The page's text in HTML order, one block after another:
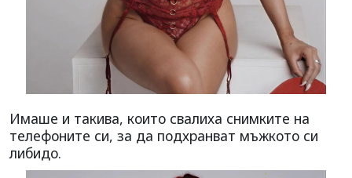
Имаше и такива, които свалиха снимките на
телефоните си, за да подхранват мъжкото си
либидо.